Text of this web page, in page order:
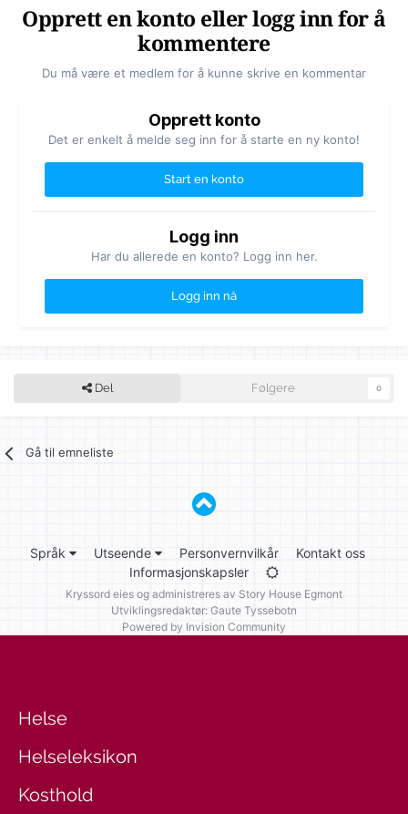
Opprett en konto eller logg inn for å
kommentere
Du må være et medlem for å kunne skrive en kommentar
Opprett konto
Det er enkelt å melde seg inn for å starte en ny konto!
Start en konto
Logg inn
Har du allerede en konto? Logg inn her.
Logg inn nå
Del Følgere 0
Gå til emneliste
Språk Utseende Personvernvilkår
Kontakt oss
Informasjonskapsler
Kryssord eies og administreres av Story House Egmont
Utviklingsredaktør: Gaute Tyssebotn
Powered by Invision Community
Helse
Helseleksikon
Kosthold